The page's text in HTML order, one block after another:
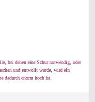
bei denen eine Schur notwendig, oder
und entwollt wurde, wird ein
dadurch enorm hoch ist.